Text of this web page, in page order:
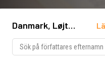
Danmark, Løjt